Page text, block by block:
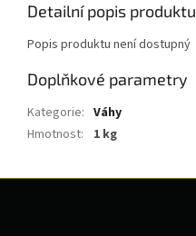
Detailní popis produktu
Popis produktu není dostupný
Doplňkové parametry
Kategorie: Váhy
Hmotnost: 1 kg